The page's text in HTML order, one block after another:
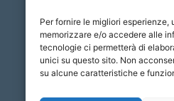
Per fornire le migliori
memorizzare e/o accedere alle
tecnologie ci permetterà di
unici su questo sito. Non
su alcune caratteristiche e
Informativa
Cookies Policy
Social Media